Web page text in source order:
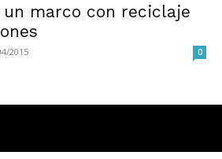
un marco con reciclaje
2015 0